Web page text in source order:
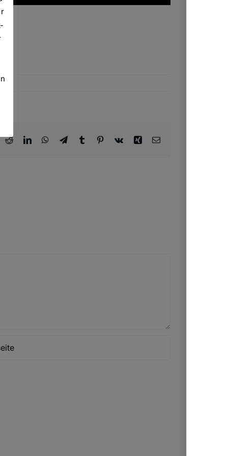
RedditLinkedInWhatsApp
TelegramTumblr Pinterest
Vk Xing E-